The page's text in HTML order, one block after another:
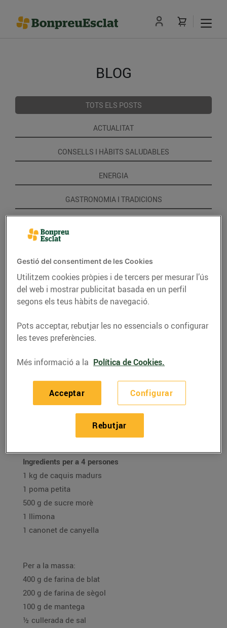
BLOG
TOTS ELS POSTS
ACTUALITAT
CONSELLS I HÀBITS SALUDABLES
ENERGIA
GASTRONOMIA I TRADICIONS
Crestes farcides de
05/de novembre/2020
Ingredients per a 4 persones
1 kg de caquis madurs
1 poma petita
500 g de sucre morè
1 llimona
1 canonet de canyella
Per a la massa:
400 g de farina de blat
200 g de farina de sègol
100 g de mantega
½ cullerada de sal
Gestió del consentiment de les Cookies
Utilitzem cookies pròpies i de tercers per mesurar l’ús
del web i mostrar publicitat basada en un perfil
segons els teus hàbits de navegació.
Pots acceptar, rebutjar les no essencials o configurar
les teves preferències.
Més informació a la Política de Cookies.
Configurar
Rebutjar
Acceptar